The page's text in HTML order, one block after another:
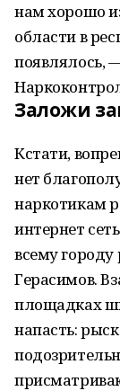
нам хорошо
области в
появлялось,
Заложи
Кстати,
нет
наркотикам
интернет
всему городу
Герасимов.
площадках
напасть: